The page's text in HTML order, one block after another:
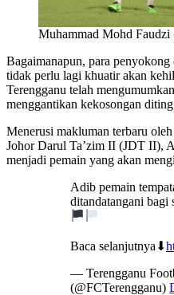
Muhammad Mohd Faudzi
Bagaimanapun, para
tidak perlu lagi khuatir akan
Terengganu telah
menggantikan kekosongan
Menerusi makluman terbaru
Johor Darul Ta’zim II (JDT II),
menjadi pemain yang akan
Adib pemain
ditandatangani bagi
Baca selanjutnya⬇
— Terengganu
(@FCTerengganu)